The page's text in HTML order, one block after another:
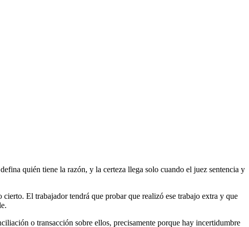
quién tiene la razón, y la certeza llega solo cuando el juez sentencia y
El trabajador tendrá que probar que realizó ese trabajo extra y que
o transacción sobre ellos, precisamente porque hay incertidumbre